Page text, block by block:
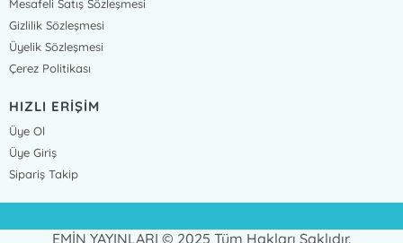
Mesafeli Satış Sözleşmesi
Gizlilik Sözleşmesi
Üyelik Sözleşmesi
Çerez Politikası
HIZLI ERİŞİM
Üye Ol
Üye Giriş
Sipariş Takip
EMİN YAYINLARI © 2025 Tüm Hakları Saklıdır.